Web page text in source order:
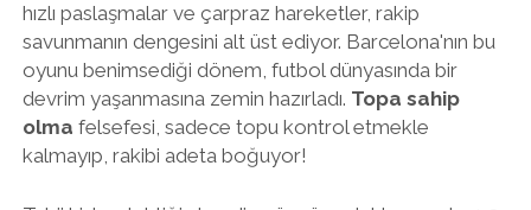
hızlı paslaşmalar ve çarpraz hareketler, rakip
savunmanın dengesini alt üst ediyor. Barcelona'nın bu
oyunu benimsediği dönem, futbol dünyasında bir
devrim yaşanmasına zemin hazırladı. Topa sahip
olma felsefesi, sadece topu kontrol etmekle
kalmayıp, rakibi adeta boğuyor!